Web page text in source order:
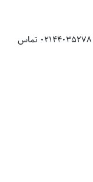
در صورت تمایل برای خرید این طرح با شماره 02144035278 تماس